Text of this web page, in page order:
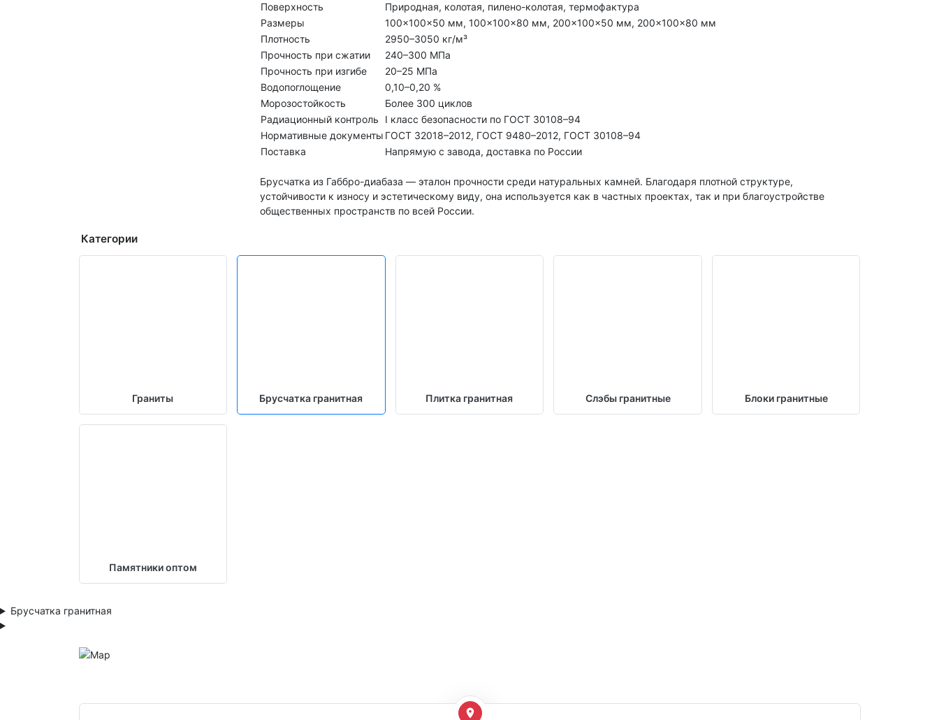
Поверхность
Природная, колотая, пилено-колотая, термофактура
Размеры
100×100×50 мм, 100×100×80 мм, 200×100×50 мм, 200×100×80 мм
Плотность
2950–3050 кг/м³
Прочность при сжатии
240–300 МПа
Прочность при изгибе
20–25 МПа
Водопоглощение
0,10–0,20 %
Морозостойкость
Более 300 циклов
Радиационный контроль
I класс безопасности по ГОСТ 30108–94
Нормативные документы ГОСТ 32018–2012, ГОСТ 9480–2012, ГОСТ 30108–94
Поставка
Напрямую с завода, доставка по России
Брусчатка из Габбро-диабаза — эталон прочности среди натуральных камней. Благодаря плотной структуре,
устойчивости к износу и эстетическому виду, она используется как в частных проектах, так и при благоустройстве
общественных пространств по всей России.
Категории
Граниты Брусчатка гранитная Плитка гранитная Слэбы гранитные Блоки гранитные
Памятники оптом
Брусчатка гранитная